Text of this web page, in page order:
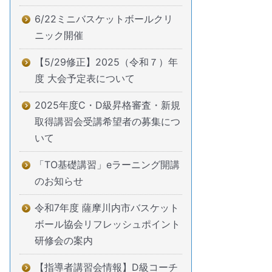
6/22ミニバスケットボールクリ
ニック開催
【5/29修正】2025（令和７）年
度 大会予定表について
2025年度C・D級昇格審査・新規
取得講習会受講希望者の募集につ
いて
「TO基礎講習」eラーニング開講
のお知らせ
令和7年度 薩摩川内市バスケット
ボール協会リフレッシュポイント
研修会の案内
【指導者講習会情報】D級コーチ